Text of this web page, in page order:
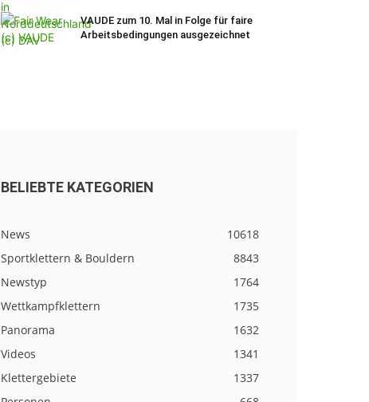
VAUDE zum 10. Mal in Folge für faire
Arbeitsbedingungen ausgezeichnet
BELIEBTE KATEGORIEN
News
10618
Sportklettern & Bouldern
8843
Newstyp
1764
Wettkampfklettern
1735
Panorama
1632
Videos
1341
Klettergebiete
1337